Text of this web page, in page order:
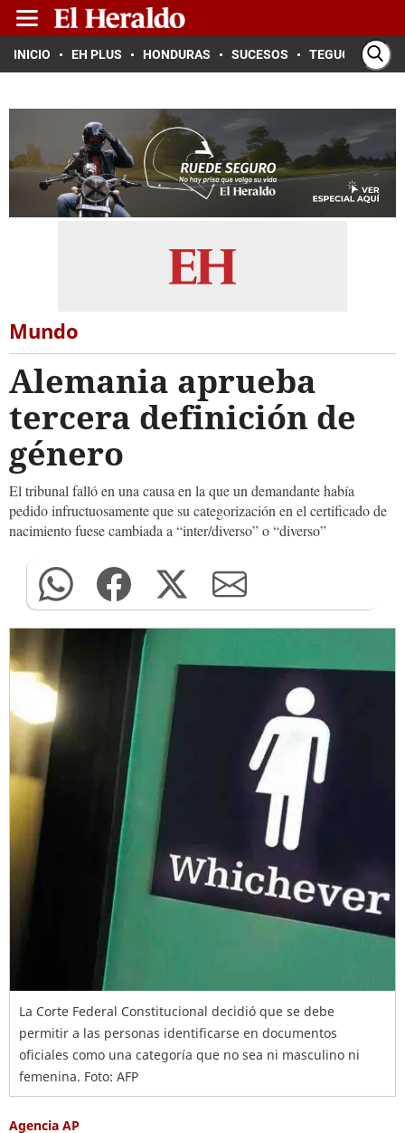
INICIO EH PLUS HONDURAS SUCESOS TEGUCIGALPA
Mundo
Alemania aprueba
tercera definición de
género
El tribunal falló en una causa en la que un demandante había
pedido infructuosamente que su categorización en el certificado de
nacimiento fuese cambiada a “inter/diverso” o “diverso”
La Corte Federal Constitucional decidió que se debe
permitir a las personas identificarse en documentos
oficiales como una categoría que no sea ni masculino ni
femenina. Foto: AFP
Agencia AP